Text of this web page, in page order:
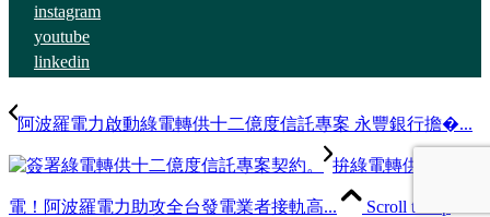
instagram
youtube
linkedin
阿波羅電力啟動綠電轉供十二億度信託專案 永豐銀行擔�...
拚綠電轉供零餘
電！阿波羅電力助攻全台發電業者接軌高... Scroll to top